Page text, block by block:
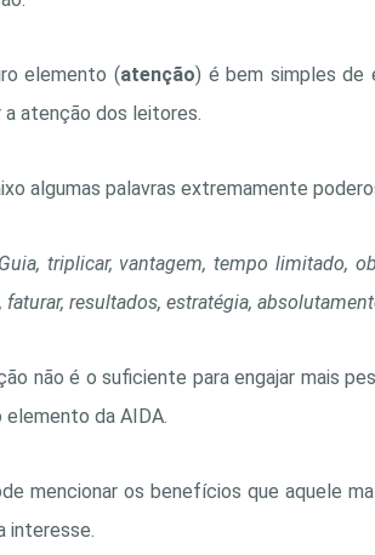
elemento (atenção) é bem simples de
a atenção dos leitores.
algumas palavras extremamente
triplicar, vantagem, tempo limitado,
faturar, resultados, estratégia,
não é o suficiente para engajar mais
elemento da AIDA.
mencionar os benefícios que aquele
interesse.